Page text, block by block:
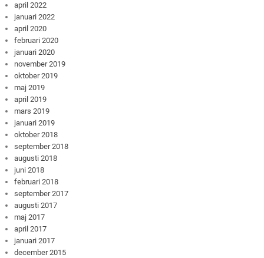
april 2022
januari 2022
april 2020
februari 2020
januari 2020
november 2019
oktober 2019
maj 2019
april 2019
mars 2019
januari 2019
oktober 2018
september 2018
augusti 2018
juni 2018
februari 2018
september 2017
augusti 2017
maj 2017
april 2017
januari 2017
december 2015